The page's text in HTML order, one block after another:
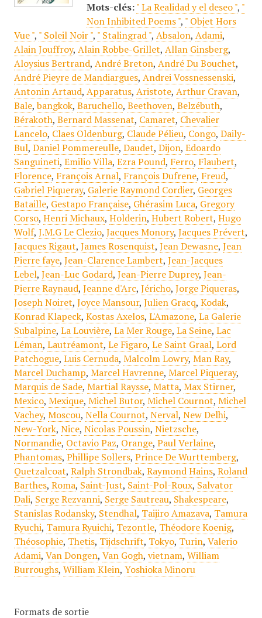
Mots-clés: " La Realidad y el deseo ", "
Non Inhibited Poems ", " Objet Hors
Vue ", " Soleil Noir ", " Stalingrad ", Absalon, Adami,
Alain Jouffroy, Alain Robbe-Grillet, Allan Ginsberg,
Aloysius Bertrand, André Breton, André Du Bouchet,
André Pieyre de Mandiargues, Andrei Vossnessenski,
Antonin Artaud, Apparatus, Aristote, Arthur Cravan,
Bale,bangkok, Baruchello, Beethoven, Belzébuth,
Bérakoth, Bernard Massenat, Camaret, Chevalier
Lancelo, Claes Oldenburg, Claude Pélieu, Congo, Daily-
Bul, Daniel Pommereulle, Daudet, Dijon, Edoardo
Sanguineti, Emilio Villa, Ezra Pound, Ferro, Flaubert,
Florence, François Arnal, François Dufrene, Freud,
Gabriel Piqueray, Galerie Raymond Cordier, Georges
Bataille, Gestapo Française, Ghérasim Luca, Gregory
Corso, Henri Michaux, Holderin, Hubert Robert, Hugo
Wolf, J.M.G Le Clezio, Jacques Monory, Jacques Prévert,
Jacques Rigaut, James Rosenquist, Jean Dewasne, Jean
Pierre faye, Jean-Clarence Lambert, Jean-Jacques
Lebel, Jean-Luc Godard, Jean-Pierre Duprey, Jean-
Pierre Raynaud, Jeanne d'Arc, Jéricho, Jorge Piqueras,
Joseph Noiret, Joyce Mansour, Julien Gracq, Kodak,
Konrad Klapeck, Kostas Axelos, L'Amazone, La Galerie
Subalpine, La Louvière, La Mer Rouge, La Seine, Lac
Léman, Lautréamont, Le Figaro, Le Saint Graal, Lord
Patchogue, Luis Cernuda, Malcolm Lowry, Man Ray,
Marcel Duchamp, Marcel Havrenne, Marcel Piqueray,
Marquis de Sade, Martial Raysse, Matta, Max Stirner,
Mexico, Mexique, Michel Butor, Michel Cournot, Michel
Vachey, Moscou, Nella Cournot, Nerval, New Delhi,
New-York, Nice, Nicolas Poussin, Nietzsche,
Normandie, Octavio Paz, Orange, Paul Verlaine,
Phantomas, Phillipe Sollers, Prince De Wurttemberg,
Quetzalcoat, Ralph Strondbak, Raymond Hains, Roland
Barthes, Roma, Saint-Just, Saint-Pol-Roux, Salvator
Dali, Serge Rezvanni, Serge Sautreau, Shakespeare,
Stanislas Rodansky, Stendhal, Taijiro Amazava, Tamura
Ryuchi, Tamura Ryuichi, Tezontle, Théodore Koenig,
Théosophie, Thetis, Tijdschrift, Tokyo, Turin, Valerio
Adami, Van Dongen, Van Gogh, vietnam, William
Burroughs, William Klein, Yoshioka Minoru
Formats de sortie